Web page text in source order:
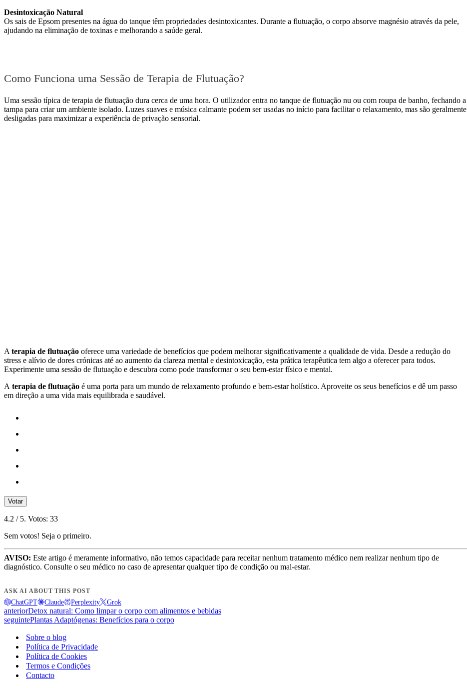
Desintoxicação Natural
Os sais de Epsom presentes na água do tanque têm propriedades desintoxicantes. Durante a flutuação, o corpo absorve magnésio através da pele,
ajudando na eliminação de toxinas e melhorando a saúde geral.
Como Funciona uma Sessão de Terapia de Flutuação?
Uma sessão típica de terapia de flutuação dura cerca de uma hora. O utilizador entra no tanque de flutuação nu ou com roupa de banho, fechando a
tampa para criar um ambiente isolado. Luzes suaves e música calmante podem ser usadas no início para facilitar o relaxamento, mas são geralmente
desligadas para maximizar a experiência de privação sensorial.
A terapia de flutuação oferece uma variedade de benefícios que podem melhorar significativamente a qualidade de vida. Desde a redução do
stress e alívio de dores crónicas até ao aumento da clareza mental e desintoxicação, esta prática terapêutica tem algo a oferecer para todos.
Experimente uma sessão de flutuação e descubra como pode transformar o seu bem-estar físico e mental.
A terapia de flutuação é uma porta para um mundo de relaxamento profundo e bem-estar holístico. Aproveite os seus benefícios e dê um passo
em direção a uma vida mais equilibrada e saudável.
Votar
4.2 / 5. Votos: 33
Sem votos! Seja o primeiro.
AVISO: Este artigo é meramente informativo, não temos capacidade para receitar nenhum tratamento médico nem realizar nenhum tipo de
diagnóstico. Consulte o seu médico no caso de apresentar qualquer tipo de condição ou mal-estar.
ASK AI ABOUT THIS POST
ChatGPT Claude Perplexity Grok
anteriorDetox natural: Como limpar o corpo com alimentos e bebidas
seguintePlantas Adaptógenas: Benefícios para o corpo
Sobre o blog
Política de Privacidade
Política de Cookies
Termos e Condições
Contacto